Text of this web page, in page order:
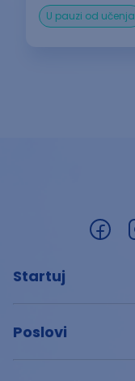
U pauzi od učenja
Startuj
Poslovi